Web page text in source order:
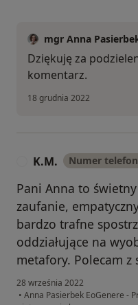
mgr Anna
Dziękuję za
komentarz.
18 grudnia 2022
K.M. Numer
Pani Anna to
zaufanie,
bardzo trafne
oddziałujące na
metafory. Polecam z
28 września 2022
• Anna Pasierbek EoGenere -